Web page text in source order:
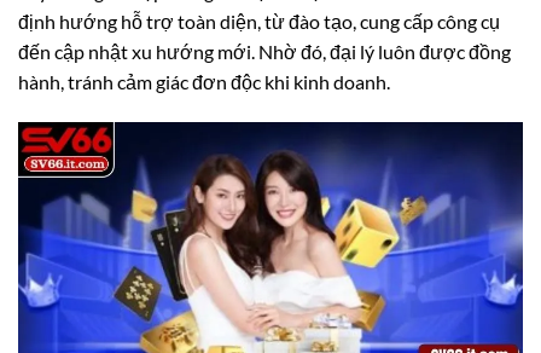
định hướng hỗ trợ toàn diện, từ đào tạo, cung cấp công cụ
đến cập nhật xu hướng mới. Nhờ đó, đại lý luôn được đồng
hành, tránh cảm giác đơn độc khi kinh doanh.